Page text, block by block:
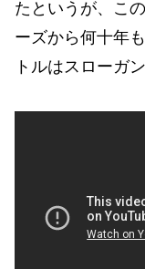
たというが、こ
ーズから何十年
トルはスローガ